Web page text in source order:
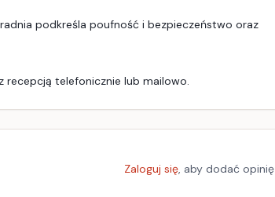
podkreśla poufność i bezpieczeństwo oraz
recepcją telefonicznie lub mailowo.
Zaloguj się, aby dodać opinię